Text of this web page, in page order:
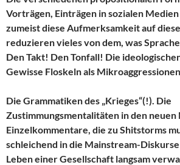
Vorträgen, Einträgen in sozialen
zumeist diese Aufmerksamkeit auf
reduzieren vieles von dem, was
Den Takt! Den Tonfall! Die
Gewisse Floskeln als
Die Grammatiken des „Krieges“(!). Die
Zustimmungsmentalitäten in den neuen
Einzelkommentare, die zu Shitstorms
schleichend in die Mainstream-
Leben einer Gesellschaft langsam